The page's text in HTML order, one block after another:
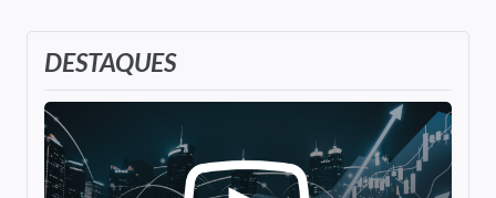
DESTAQUES